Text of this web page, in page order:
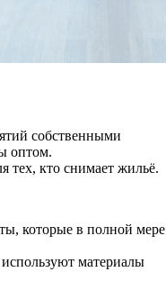
собственными
оптом.
тех, кто снимает жильё.
которые в полной мере
материалы